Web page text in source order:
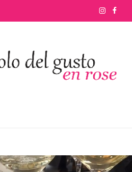
I
t
a
e
k